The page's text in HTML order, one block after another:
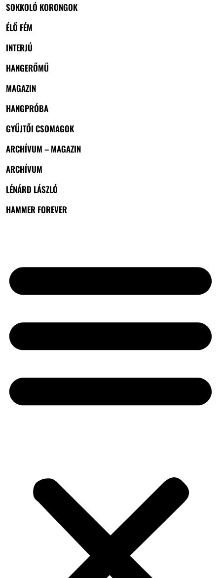
SOKKOLÓ KORONGOK
ÉLŐ FÉM
INTERJÚ
HANGERŐMŰ
MAGAZIN
HANGPRÓBA
GYŰJTŐI CSOMAGOK
ARCHÍVUM – MAGAZIN
ARCHÍVUM
LÉNÁRD LÁSZLÓ
HAMMER FOREVER